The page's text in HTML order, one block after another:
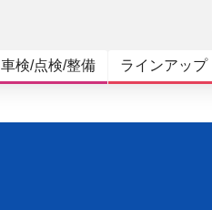
車検/点検/整備 ラインアップ